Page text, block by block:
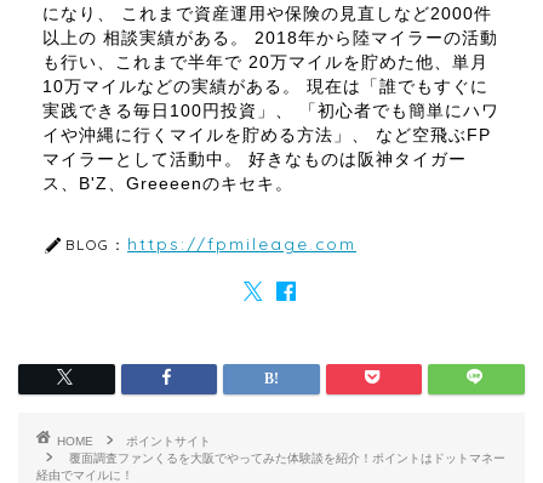
になり、 これまで資産運用や保険の見直しなど2000件
以上の 相談実績がある。 2018年から陸マイラーの活動
も行い、これまで半年で 20万マイルを貯めた他、単月
10万マイルなどの実績がある。 現在は「誰でもすぐに
実践できる毎日100円投資」、 「初心者でも簡単にハワ
イや沖縄に行くマイルを貯める方法」、 など空飛ぶFP
マイラーとして活動中。 好きなものは阪神タイガー
ス、B'Z、Greeeenのキセキ。
BLOG： https://fpmileage.com
HOME
ポイントサイト
覆面調査ファンくるを大阪でやってみた体験談を紹介！ポイントはドットマネー
経由でマイルに！